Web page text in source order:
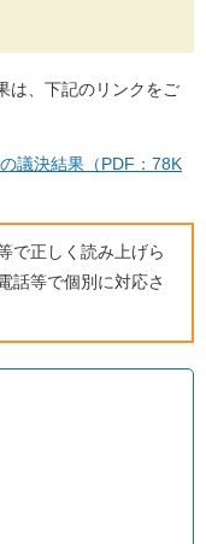
は、下記のリンクをご
議決結果（PDF：78K
で正しく読み上げら
話等で個別に対応さ